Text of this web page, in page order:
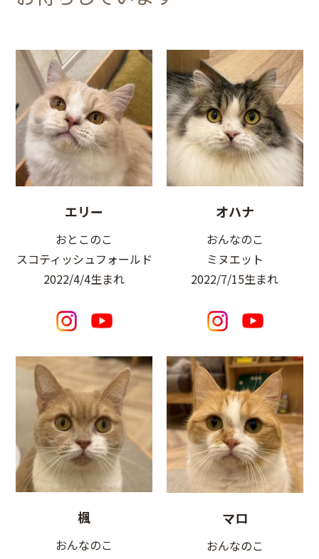
エリー
おとこのこ
スコティッシュフォールド
2022/4/4生まれ
オハナ
おんなのこ
ミヌエット
2022/7/15生まれ
楓
おんなのこ
マロ
おんなのこ